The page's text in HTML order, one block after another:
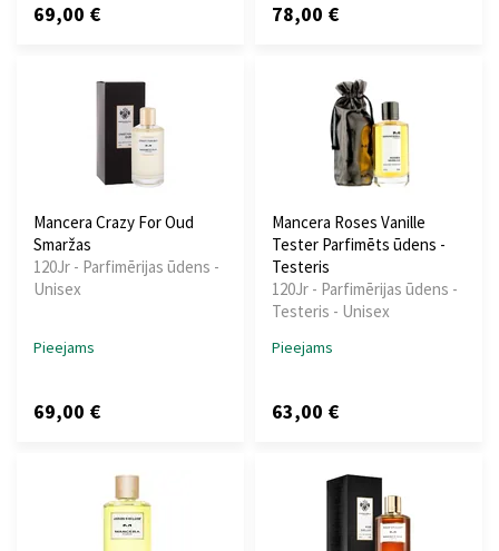
69,00 € 78,00 €
Mancera Crazy For Oud
Smaržas
120Jr - Parfimērijas ūdens -
Unisex
Pieejams
69,00 €
Mancera Roses Vanille
Tester Parfimēts ūdens -
Testeris
120Jr - Parfimērijas ūdens -
Testeris - Unisex
Pieejams
63,00 €